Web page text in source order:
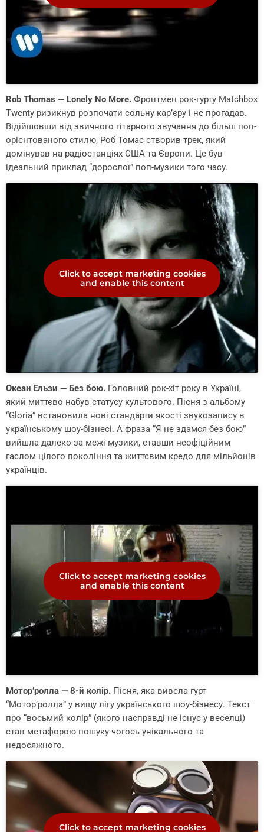
Rob Thomas — Lonely No More. Фронтмен рок-гурту Matchbox
Twenty ризикнув розпочати сольну кар’єру і не прогадав.
Відійшовши від звичного гітарного звучання до більш поп-
орієнтованого стилю, Роб Томас створив трек, який
домінував на радіостанціях США та Європи. Це був
ідеальний приклад “дорослої” поп-музики того часу.
Click to accept marketing cookies
and enable this content
Океан Ельзи — Без бою. Головний рок-хіт року в Україні,
який миттєво набув статусу культового. Пісня з альбому
“Gloria” встановила нові стандарти якості звукозапису в
українському шоу-бізнесі. А фраза “Я не здамся без бою”
вийшла далеко за межі музики, ставши неофіційним
гаслом цілого покоління та життєвим кредо для мільйонів
українців.
Click to accept marketing cookies
and enable this content
Мотор’ролла — 8-й колір. Пісня, яка вивела гурт
“Мотор’ролла” у вищу лігу українського шоу-бізнесу. Текст
про “восьмий колір” (якого насправді не існує у веселці)
став метафорою пошуку чогось унікального та
недосяжного.
Click to accept marketing cookies